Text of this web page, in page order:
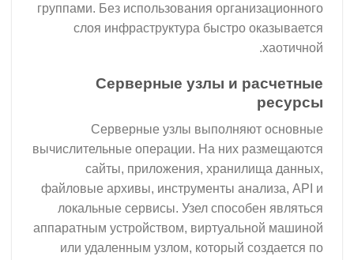
группами. Без использования организационного
слоя инфраструктура быстро оказывается
хаотичной.
Серверные узлы и расчетные
ресурсы
Серверные узлы выполняют основные
вычислительные операции. На них размещаются
сайты, приложения, хранилища данных,
файловые архивы, инструменты анализа, API и
локальные сервисы. Узел способен являться
аппаратным устройством, виртуальной машиной
или удаленным узлом, который создается по